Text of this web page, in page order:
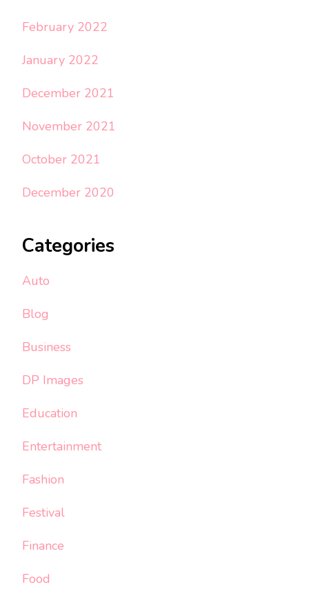
February 2022
January 2022
December 2021
November 2021
October 2021
December 2020
Categories
Auto
Blog
Business
DP Images
Education
Entertainment
Fashion
Festival
Finance
Food